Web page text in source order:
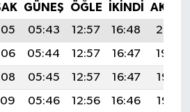
GÜNEŞ ÖĞLE İKINDI
05:43 12:57 16:48
20:01
05:44 12:57 16:47
19:59
05:45 12:57 16:47
19:58
05:46 12:56 16:46
19:57